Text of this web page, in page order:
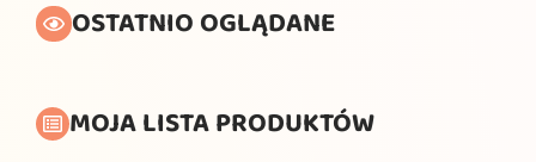
OSTATNIO OGLĄDANE
MOJA LISTA PRODUKTÓW